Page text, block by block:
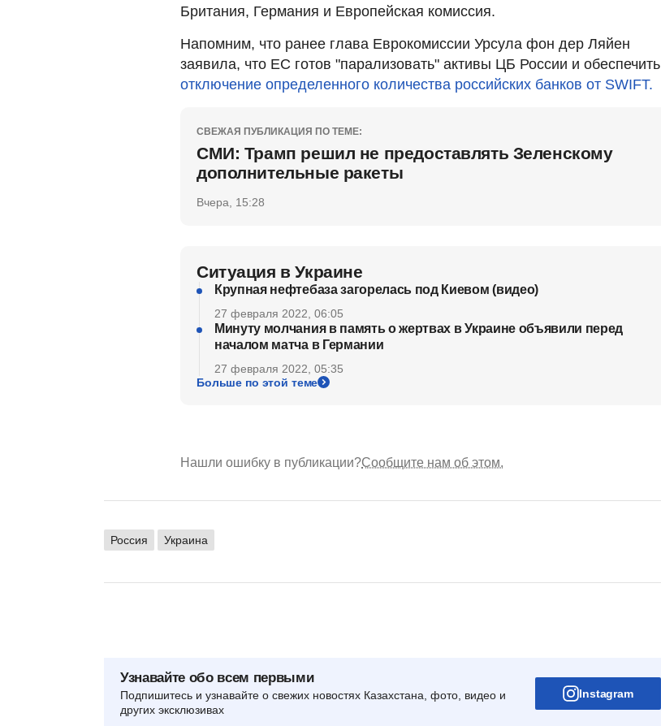
Британия, Германия и Европейская комиссия.
Напомним, что ранее глава Еврокомиссии Урсула фон дер Ляйен
заявила, что ЕС готов "парализовать" активы ЦБ России и обеспечить
отключение определенного количества российских банков от SWIFT.
СВЕЖАЯ ПУБЛИКАЦИЯ ПО ТЕМЕ:
СМИ: Трамп решил не предоставлять Зеленскому
дополнительные ракеты
Вчера, 15:28
Ситуация в Украине
Крупная нефтебаза загорелась под Киевом (видео)
27 февраля 2022, 06:05
Минуту молчания в память о жертвах в Украине объявили перед
началом матча в Германии
27 февраля 2022, 05:35
Больше по этой теме
Нашли ошибку в публикации?Сообщите нам об этом.
Россия Украина
Узнавайте обо всем первыми
Подпишитесь и узнавайте о свежих новостях Казахстана, фото, видео и
других эксклюзивах
Instagram